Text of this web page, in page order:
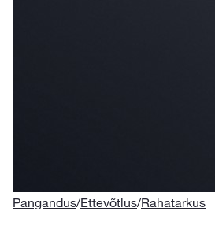
Pangandus/Ettevõtlus/Rahatarkus